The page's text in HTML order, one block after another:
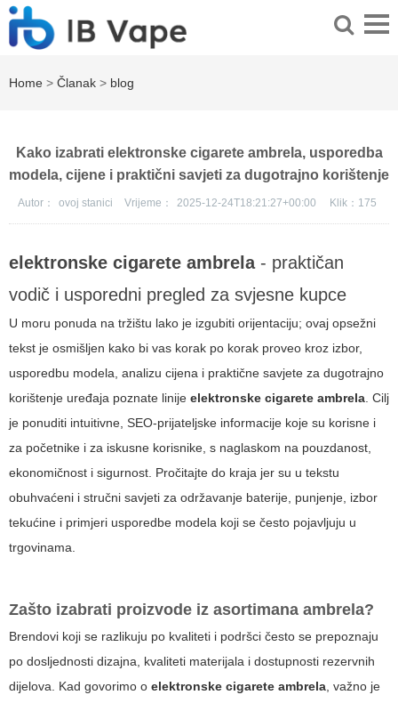
Home > Članak > blog
Kako izabrati elektronske cigarete ambrela, usporedba
modela, cijene i praktični savjeti za dugotrajno korištenje
Autor： ovoj stanici Vrijeme： 2025-12-24T18:21:27+00:00 Klik： 175
elektronske cigarete ambrela- praktičan
vodič i usporedni pregled za svjesne kupce
U moru ponuda na tržištu lako je izgubiti orijentaciju; ovaj opsežni
tekst je osmišljen kako bi vas korak po korak proveo kroz izbor,
usporedbu modela, analizu cijena i praktične savjete za dugotrajno
korištenje uređaja poznate linije elektronske cigarete ambrela. Cilj
je ponuditi intuitivne, SEO-prijateljske informacije koje su korisne i
za početnike i za iskusne korisnike, s naglaskom na pouzdanost,
ekonomičnost i sigurnost. Pročitajte do kraja jer su u tekstu
obuhvaćeni i stručni savjeti za održavanje baterije, punjenje, izbor
tekućine i primjeri usporedbe modela koji se često pojavljuju u
trgovinama.
Zašto izabrati proizvode iz asortimana ambrela?
Brendovi koji se razlikuju po kvaliteti i podršci često se prepoznaju
po dosljednosti dizajna, kvaliteti materijala i dostupnosti rezervnih
dijelova. Kad govorimo o elektronske cigarete ambrela, važno je